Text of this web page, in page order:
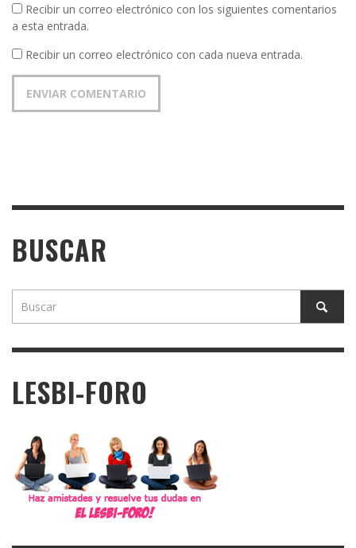
Recibir un correo electrónico con los siguientes comentarios
a esta entrada.
Recibir un correo electrónico con cada nueva entrada.
BUSCAR
LESBI-FORO